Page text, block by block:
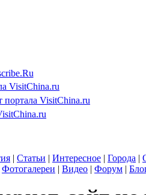
VisitChina.ru
портала VisitChina.ru
| Статьи | Интересное | Города |
Фотогалереи | Видео | Форум |